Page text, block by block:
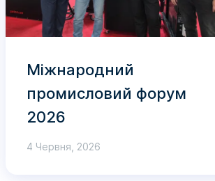
Міжнародний
промисловий форум
2026
4 Червня, 2026